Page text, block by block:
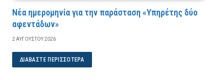
Νέα ημερομηνία για την παράσταση «Υπηρέτης δύο
αφεντάδων»
2 ΑΥΓΟΎΣΤΟΥ 2026
ΔΙΑΒΆΣΤΕ ΠΕΡΙΣΣΌΤΕΡΑ